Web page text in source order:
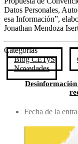
Datos Personales,
esa Información”,
Jonathan Mendoza
Categorías
Blog CETyS
Novedades
Fecha de la